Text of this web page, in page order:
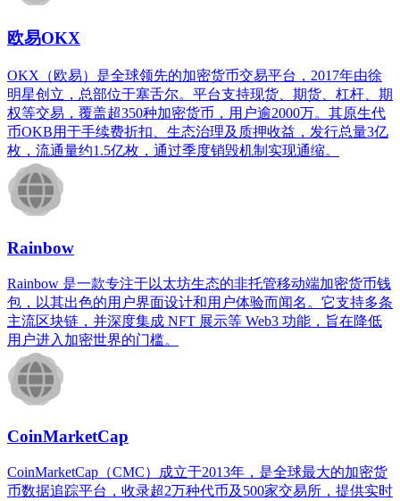
欧易OKX
OKX（欧易）是全球领先的加密货币交易平台，2017年由徐
明星创立，总部位于塞舌尔。平台支持现货、期货、杠杆、期
权等交易，覆盖超350种加密货币，用户逾2000万。其原生代
币OKB用于手续费折扣、生态治理及质押收益，发行总量3亿
枚，流通量约1.5亿枚，通过季度销毁机制实现通缩。
Rainbow
Rainbow 是一款专注于以太坊生态的非托管移动端加密货币钱
包，以其出色的用户界面设计和用户体验而闻名。它支持多条
主流区块链，并深度集成 NFT 展示等 Web3 功能，旨在降低
用户进入加密世界的门槛。
CoinMarketCap
CoinMarketCap（CMC）成立于2013年，是全球最大的加密货
币数据追踪平台，收录超2万种代币及500家交易所，提供实时